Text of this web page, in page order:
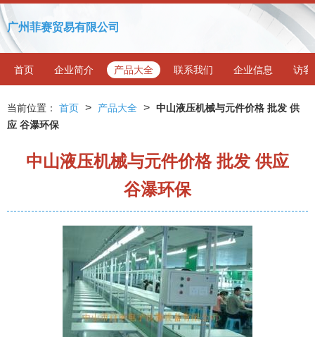
广州菲赛贸易有限公司
首页 企业简介 产品大全 联系我们 企业信息 访客
当前位置： 首页 > 产品大全 > 中山液压机械与元件价格 批发 供
应 谷瀑环保
中山液压机械与元件价格 批发 供应
谷瀑环保